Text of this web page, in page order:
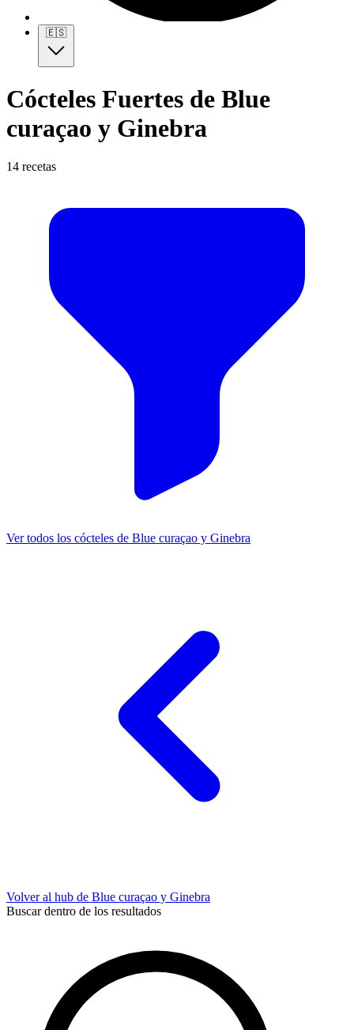
🇪🇸
Cócteles Fuertes de Blue
curaçao y Ginebra
14 recetas
Ver todos los cócteles de Blue curaçao y Ginebra
Volver al hub de Blue curaçao y Ginebra
Buscar dentro de los resultados